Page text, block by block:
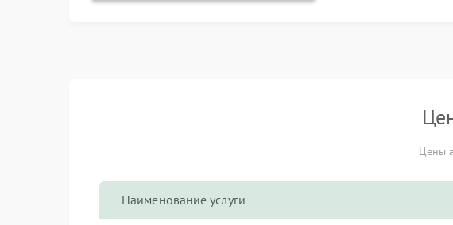
Цены
Наименование услуги